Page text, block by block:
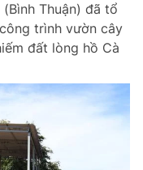
ngày 24.3.2020
Niên. Cấm sao chép
thuận bằng văn bản.
(Bình Thuận) đã tổ
trình vườn cây
đất lòng hồ Cà